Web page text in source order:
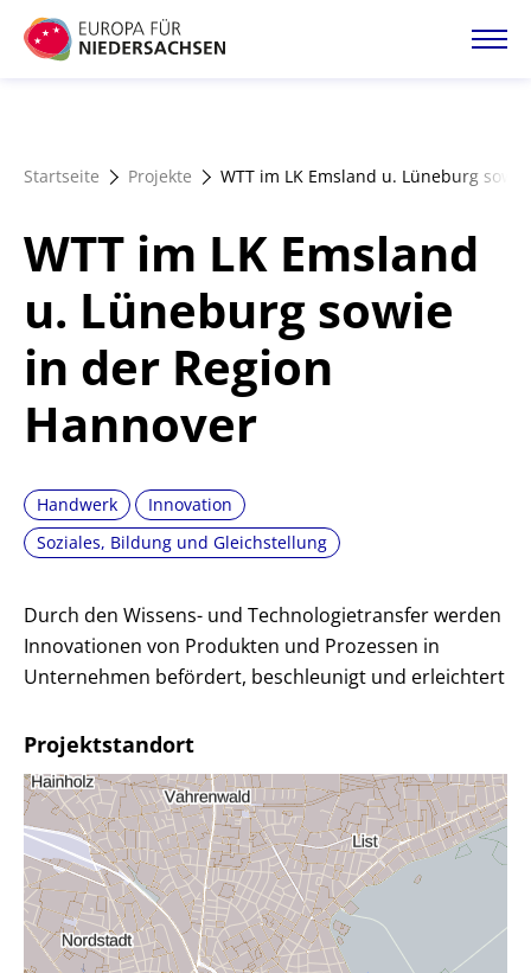
Direkt
zum
Förderangebote
Magazin
Startseite Projekte WTT im LK Emsland u. Lüneburg
WTT im LK Emsland
u. Lüneburg sowie
in der Region
Hannover
Handwerk
Innovation
Soziales, Bildung und Gleichstellung
Durch den Wissens- und Technologietransfer werden
Innovationen von Produkten und Prozessen in
Unternehmen befördert, beschleunigt und erleichtert
Projektstandort